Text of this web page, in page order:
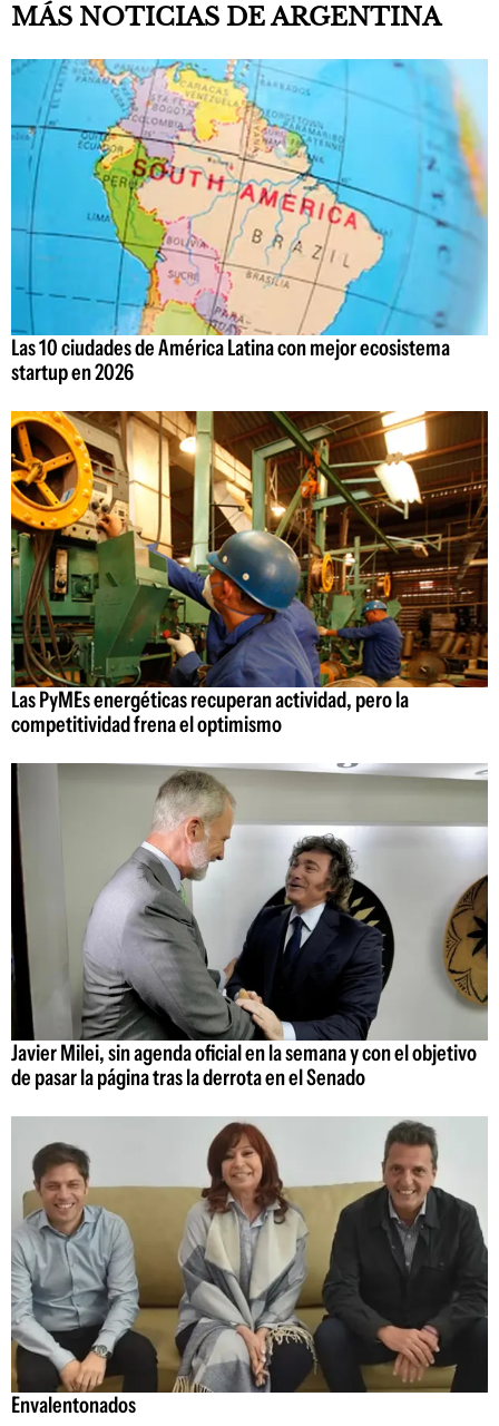
MÁS NOTICIAS DE ARGENTINA
Las 10 ciudades de América Latina con mejor ecosistema
startup en 2026
Las PyMEs energéticas recuperan actividad, pero la
competitividad frena el optimismo
Javier Milei, sin agenda oficial en la semana y con el objetivo
de pasar la página tras la derrota en el Senado
Envalentonados